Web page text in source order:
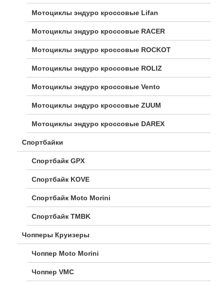
Мотоциклы эндуро кроссовые Lifan
Мотоциклы эндуро кроссовые RACER
Мотоциклы эндуро кроссовые ROCKOT
Мотоциклы эндуро кроссовые ROLIZ
Мотоциклы эндуро кроссовые Vento
Мотоциклы эндуро кроссовые ZUUM
Мотоциклы эндуро кроссовые DAREX
Спортбайки
Спортбайк GPX
Спортбайк KOVE
Спортбайк Moto Morini
Спортбайк TMBK
Чопперы Круизеры
Чоппер Moto Morini
Чоппер VMC